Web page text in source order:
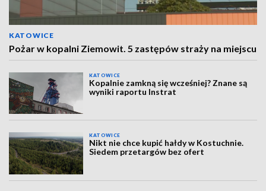
KATOWICE
Pożar w kopalni Ziemowit. 5 zastępów straży na miejscu
KATOWICE
Kopalnie zamkną się wcześniej? Znane są
wyniki raportu Instrat
KATOWICE
Nikt nie chce kupić hałdy w Kostuchnie.
Siedem przetargów bez ofert